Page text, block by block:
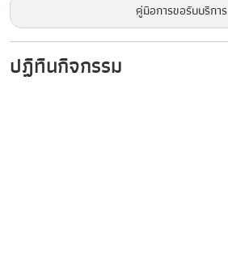
คู่มือการขอรับบริการ
ปฏิทินกิจกรรม